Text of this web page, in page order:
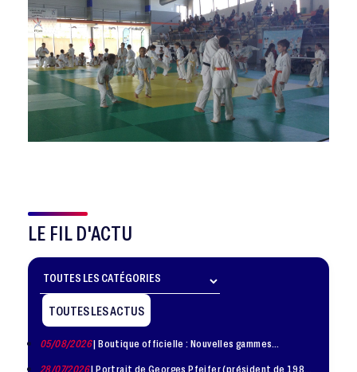
LE FIL D'ACTU
TOUTES LES ACTUS
05/08/2026| Boutique officielle : Nouvelles gammes
28/07/2026| Portrait de Georges Pfeifer (président de 1981